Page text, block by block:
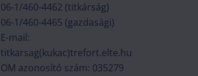
06-1/460-4462 (titkárság)
06-1/460-4465 (gazdasági)
E-mail:
titkarsag(kukac)trefort.elte.hu
OM azonosító szám: 035279